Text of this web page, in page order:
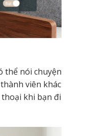
thể nói chuyện
viên khác
khi bạn đi